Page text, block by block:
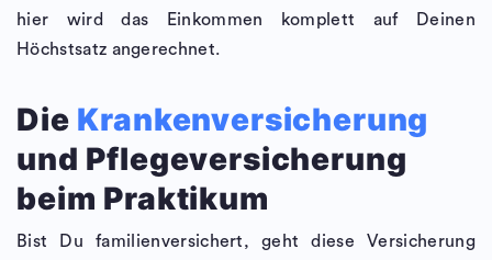
hier wird das Einkommen komplett auf Deinen
Höchstsatz angerechnet.
Die Krankenversicherung
und Pflegeversicherung
beim Praktikum
Bist Du familienversichert, geht diese Versicherung